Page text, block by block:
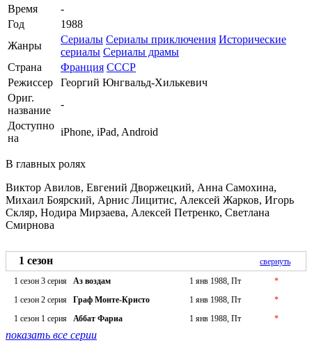
Время
-
Год
1988
Жанры
Сериалы Сериалы приключения Исторические
сериалы Сериалы драмы
Страна
Франция СССР
Режиссер
Георгий Юнгвальд-Хилькевич
Ориг.
название
-
Доступно
на
iPhone, iPad, Android
В главных ролях
Виктор Авилов, Евгений Дворжецкий, Анна Самохина,
Михаил Боярский, Арнис Лицитис, Алексей Жарков, Игорь
Скляр, Нодира Мирзаева, Алексей Петренко, Светлана
Смирнова
1 сезон
свернуть
1 сезон 3 серия
Аз воздам 1 янв 1988, Пт
*
1 сезон 2 серия
Граф Монте-Кристо 1 янв 1988, Пт
*
1 сезон 1 серия
Аббат Фариа 1 янв 1988, Пт *
показать все серии